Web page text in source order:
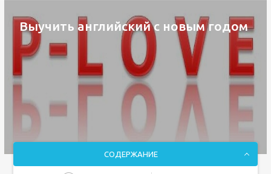
Выучить английский с новым годом
СОДЕРЖАНИЕ